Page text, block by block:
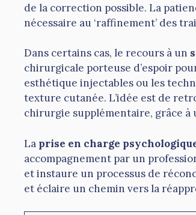
de la correction possible. La
nécessaire au ‘raffinement’ des
Dans certains cas, le recours à un
chirurgicale porteuse d’espoir
esthétique injectables ou les
texture cutanée. L’idée est de
chirurgie supplémentaire, grâce à
La prise en charge
accompagnement par un
et instaure un processus de
et éclaire un chemin vers la